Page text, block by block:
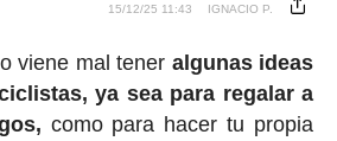
15/12/25 11:43 IGNACIO P.
viene mal tener algunas ideas
ya sea para regalar a
como para hacer tu propia